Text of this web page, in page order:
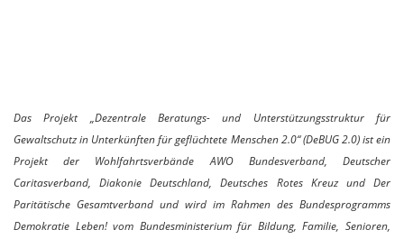
Das Projekt „Dezentrale Beratungs- und Unterstützungsstruktur für
Gewaltschutz in Unterkünften für geflüchtete Menschen 2.0“ (DeBUG 2.0) ist ein
Projekt der Wohlfahrtsverbände AWO Bundesverband, Deutscher
Caritasverband, Diakonie Deutschland, Deutsches Rotes Kreuz und Der
Paritätische Gesamtverband und wird im Rahmen des Bundesprogramms
Demokratie Leben! vom Bundesministerium für Bildung, Familie, Senioren,